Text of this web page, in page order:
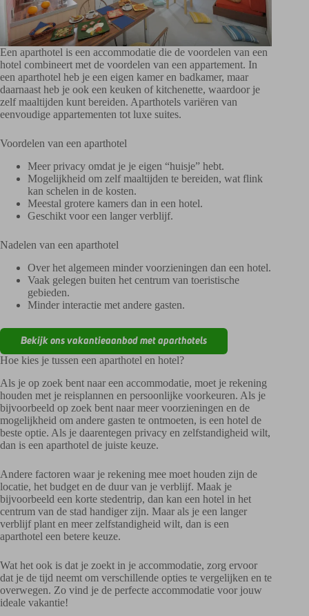
Een aparthotel is een accommodatie die de voordelen van een
hotel combineert met de voordelen van een appartement. In
een aparthotel heb je een eigen kamer en badkamer, maar
daarnaast heb je ook een keuken of kitchenette, waardoor je
zelf maaltijden kunt bereiden. Aparthotels variëren van
eenvoudige appartementen tot luxe suites.
Voordelen van een aparthotel
Meer privacy omdat je je eigen “huisje” hebt.
Mogelijkheid om zelf maaltijden te bereiden, wat flink
kan schelen in de kosten.
Meestal grotere kamers dan in een hotel.
Geschikt voor een langer verblijf.
Nadelen van een aparthotel
Over het algemeen minder voorzieningen dan een hotel.
Vaak gelegen buiten het centrum van toeristische
gebieden.
Minder interactie met andere gasten.
Bekijk ons vakantieaanbod met aparthotels
Hoe kies je tussen een aparthotel en hotel?
Als je op zoek bent naar een accommodatie, moet je rekening
houden met je reisplannen en persoonlijke voorkeuren. Als je
bijvoorbeeld op zoek bent naar meer voorzieningen en de
mogelijkheid om andere gasten te ontmoeten, is een hotel de
beste optie. Als je daarentegen privacy en zelfstandigheid wilt,
dan is een aparthotel de juiste keuze.
Andere factoren waar je rekening mee moet houden zijn de
locatie, het budget en de duur van je verblijf. Maak je
bijvoorbeeld een korte stedentrip, dan kan een hotel in het
centrum van de stad handiger zijn. Maar als je een langer
verblijf plant en meer zelfstandigheid wilt, dan is een
aparthotel een betere keuze.
Wat het ook is dat je zoekt in je accommodatie, zorg ervoor
dat je de tijd neemt om verschillende opties te vergelijken en te
overwegen. Zo vind je de perfecte accommodatie voor jouw
ideale vakantie!